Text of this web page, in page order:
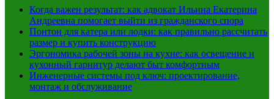
Когда важен результат: как адвокат Ильина Екатерина
Андреевна помогает выйти из гражданского спора
Понтон для катера или лодки: как правильно рассчитать
размер и купить конструкцию
Эргономика рабочей зоны на кухне: как освещение и
кухонный гарнитур делают быт комфортным
Инженерные системы под ключ: проектирование,
монтаж и обслуживание